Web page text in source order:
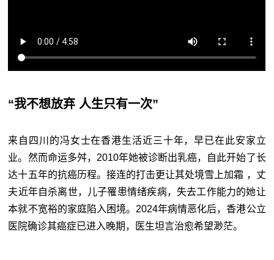
“我不想放弃 人生只有一次”
来自四川的冯女士在香港生活近三十年，早已在此安家立
业。然而命运多舛，2010年她被诊断出乳癌，自此开始了长
达十五年的抗癌历程。接连的打击更让其处境雪上加霜 ，丈
夫近年自杀离世，儿子罹患情绪疾病，失去工作能力的她让
本就不宽裕的家庭陷入困境。2024年病情恶化后，香港公立
医院确诊其癌症已进入晚期，医生坦言治愈希望渺茫。